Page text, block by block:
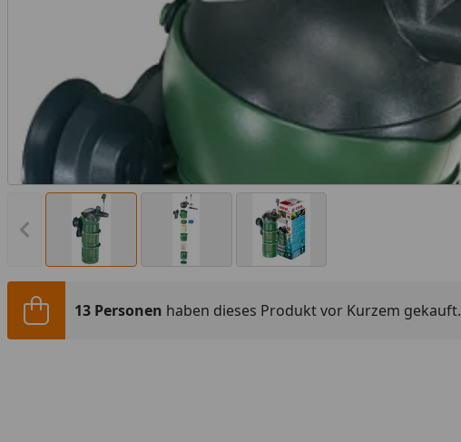
Vorheriges Bild anzeigen
13 Personen haben dieses Produkt vor Kurzem gekauft.